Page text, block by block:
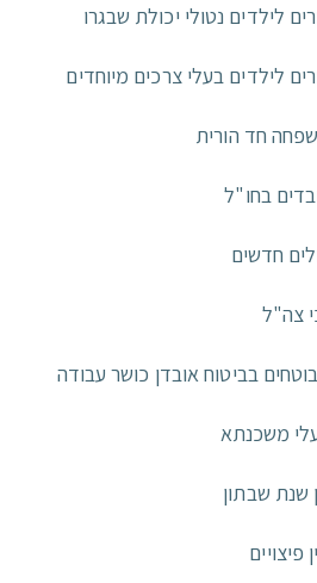
לילדים נטולי יכולת שבגרו
לילדים בעלי צרכים מיוחדים
חד הורית
בחו"ל
חדשים
צה"ל
בביטוח אובדן כושר עבודה
משכנתא
שנת שבתון
פיצויים